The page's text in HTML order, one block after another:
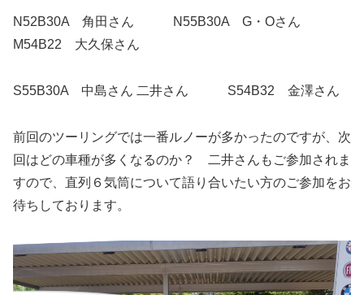
N52B30A 角田さん N55B30A G・Oさん
M54B22 大久保さん
S55B30A 中島さん 二井さん S54B32 金澤さん
前回のツーリングでは一番ルノーが多かったのですが、次
回はどの車種が多くなるのか？ 二井さんもご参加されま
すので、直列６気筒について語り合いたい方のご参加をお
待ちしております。